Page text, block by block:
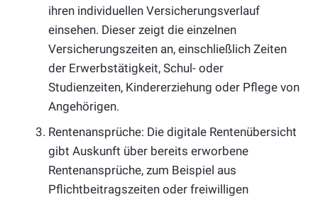
ihren individuellen Versicherungsverlauf
einsehen. Dieser zeigt die einzelnen
Versicherungszeiten an, einschließlich Zeiten
der Erwerbstätigkeit, Schul- oder
Studienzeiten, Kindererziehung oder Pflege von
Angehörigen.
Rentenansprüche: Die digitale Rentenübersicht
gibt Auskunft über bereits erworbene
Rentenansprüche, zum Beispiel aus
Pflichtbeitragszeiten oder freiwilligen